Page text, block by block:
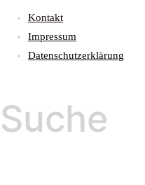
Kontakt
Impressum
Datenschutzerklärung
Suche